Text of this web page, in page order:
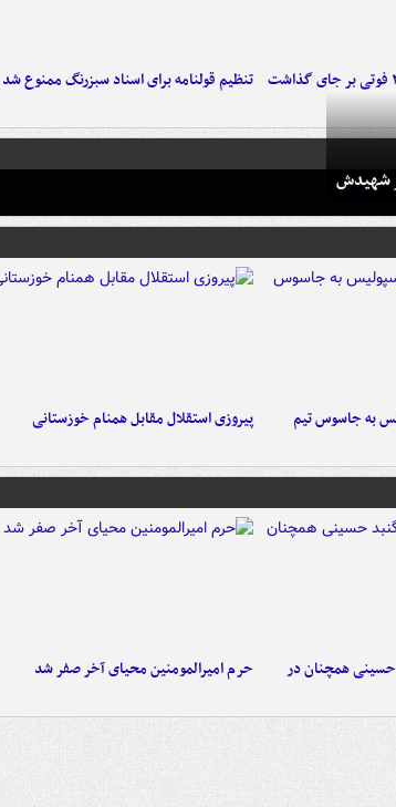
تنظیم قولنامه برای اسناد سبزرنگ ممنوع شد
شهیدش
به جاسوس تیم پیروزی استقلال مقابل همنام خوزستانی
حسینی همچنان در
حرم امیرالمومنین محیای آخر صفر شد